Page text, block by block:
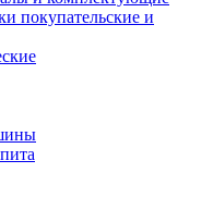
покупательские и